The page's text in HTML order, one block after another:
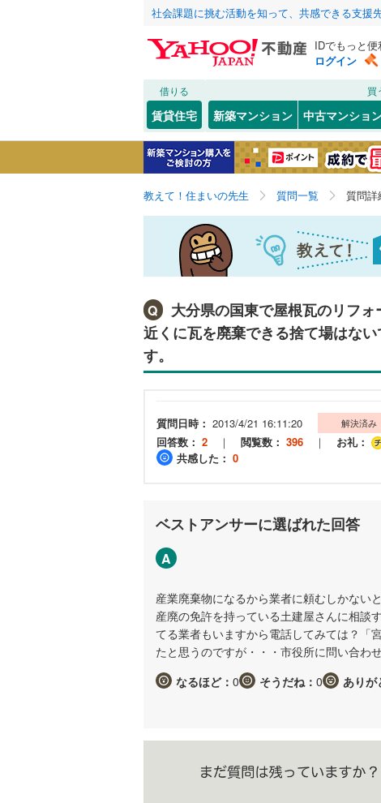
社会課題に挑む活動を知って、共感できる支援
IDでもっと便
ログイン
借りる
賃貸住宅
買
新築マンション 中古マンショ
教えて！住まいの先生 質問一覧 質問詳
Q
大分県の国東で屋根瓦のリフ
近くに瓦を廃棄できる捨て場はな
す。
質問日時： 2013/4/21 16:11:20 解決済み
回答数： 2 ｜ 閲覧数： 396 ｜ お礼：
共感した： 0
ベストアンサーに選ばれた回答
A
産業廃棄物になるから業者に頼むしかない
産廃の免許を持っている土建屋さんに相談
てる業者もいますから電話してみては？「
たと思うのですが・・・市役所に問い合わ
なるほど： 0 そうだね： 0 ありが